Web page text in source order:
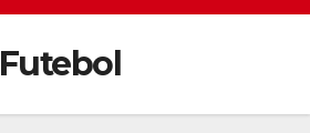
Futebol